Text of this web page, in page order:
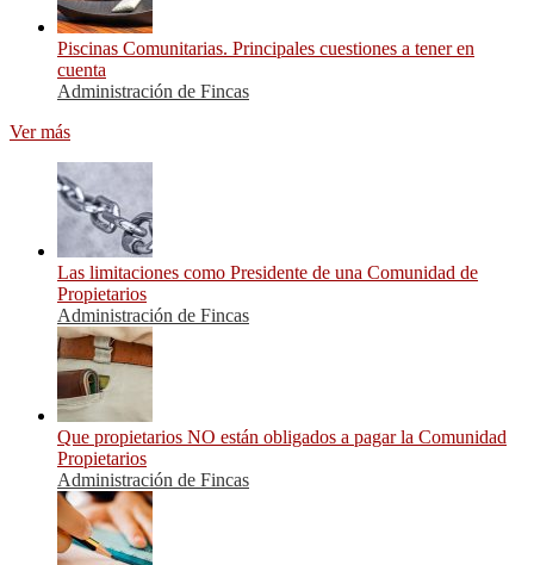
Piscinas Comunitarias. Principales cuestiones a tener en
cuenta
Administración de Fincas
Ver más
Las limitaciones como Presidente de una Comunidad de
Propietarios
Administración de Fincas
Que propietarios NO están obligados a pagar la Comunidad
Propietarios
Administración de Fincas